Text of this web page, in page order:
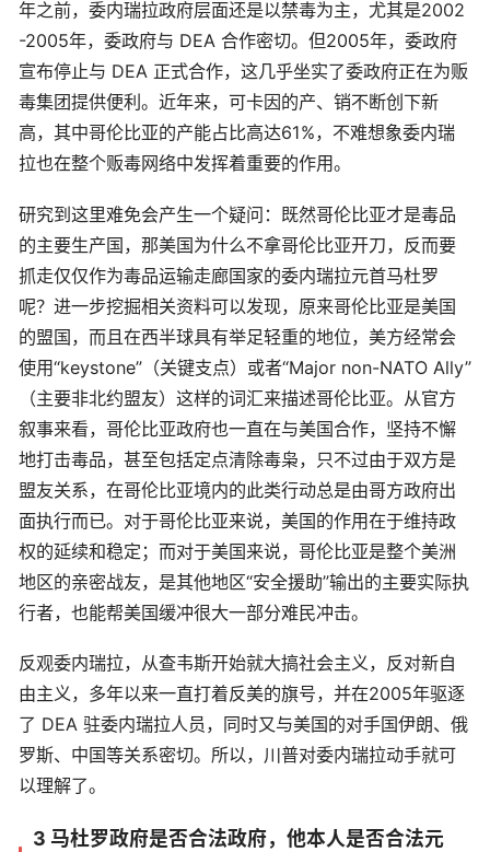
年之前，委内瑞拉政府层面还是以禁毒为主，尤其是2002
-2005年，委政府与 DEA 合作密切。但2005年，委政府
宣布停止与 DEA 正式合作，这几乎坐实了委政府正在为贩
毒集团提供便利。近年来，可卡因的产、销不断创下新
高，其中哥伦比亚的产能占比高达61%，不难想象委内瑞
拉也在整个贩毒网络中发挥着重要的作用。
研究到这里难免会产生一个疑问：既然哥伦比亚才是毒品
的主要生产国，那美国为什么不拿哥伦比亚开刀，反而要
抓走仅仅作为毒品运输走廊国家的委内瑞拉元首马杜罗
呢？进一步挖掘相关资料可以发现，原来哥伦比亚是美国
的盟国，而且在西半球具有举足轻重的地位，美方经常会
使用“keystone”（关键支点）或者“Major non-NATO Ally”
（主要非北约盟友）这样的词汇来描述哥伦比亚。从官方
叙事来看，哥伦比亚政府也一直在与美国合作，坚持不懈
地打击毒品，甚至包括定点清除毒枭，只不过由于双方是
盟友关系，在哥伦比亚境内的此类行动总是由哥方政府出
面执行而已。对于哥伦比亚来说，美国的作用在于维持政
权的延续和稳定；而对于美国来说，哥伦比亚是整个美洲
地区的亲密战友，是其他地区“安全援助”输出的主要实际执
行者，也能帮美国缓冲很大一部分难民冲击。
反观委内瑞拉，从查韦斯开始就大搞社会主义，反对新自
由主义，多年以来一直打着反美的旗号，并在2005年驱逐
了 DEA 驻委内瑞拉人员，同时又与美国的对手国伊朗、俄
罗斯、中国等关系密切。所以，川普对委内瑞拉动手就可
以理解了。
3 马杜罗政府是否合法政府，他本人是否合法元